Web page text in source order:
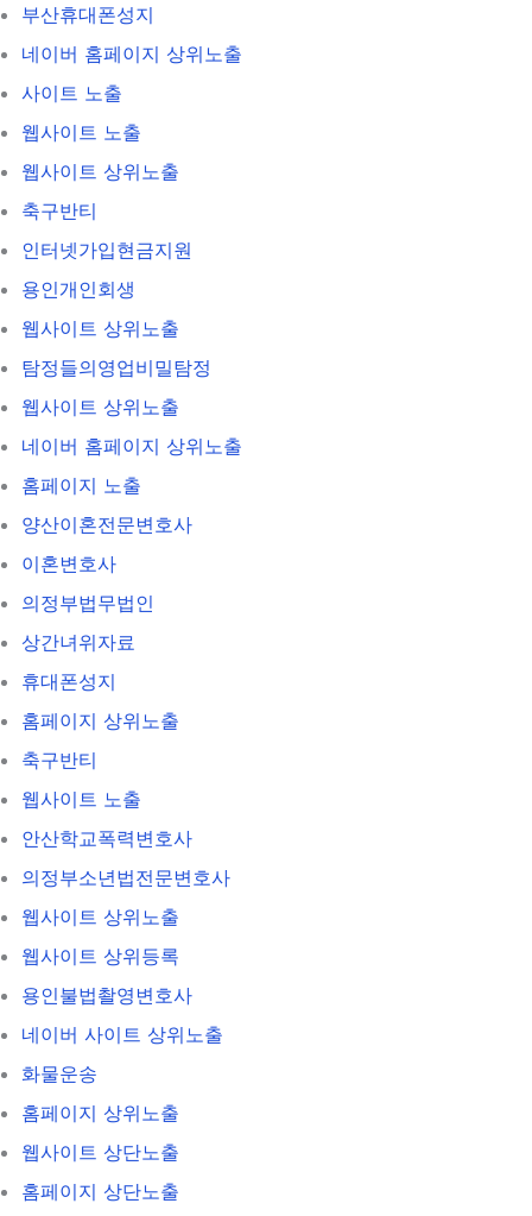
부산휴대폰성지
네이버 홈페이지 상위노출
사이트 노출
웹사이트 노출
웹사이트 상위노출
축구반티
인터넷가입현금지원
용인개인회생
웹사이트 상위노출
탐정들의영업비밀탐정
웹사이트 상위노출
네이버 홈페이지 상위노출
홈페이지 노출
양산이혼전문변호사
이혼변호사
의정부법무법인
상간녀위자료
휴대폰성지
홈페이지 상위노출
축구반티
웹사이트 노출
안산학교폭력변호사
의정부소년법전문변호사
웹사이트 상위노출
웹사이트 상위등록
용인불법촬영변호사
네이버 사이트 상위노출
화물운송
홈페이지 상위노출
웹사이트 상단노출
홈페이지 상단노출